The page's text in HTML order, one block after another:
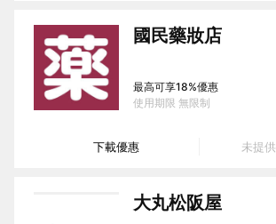
國民藥妝店
使用期限 無限制
最高可享18%優惠
下載優惠 未提
大丸松阪屋